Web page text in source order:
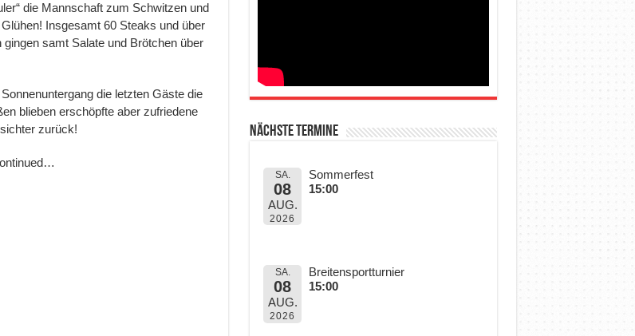
die Mannschaft zum Schwitzen und
Insgesamt 60 Steaks und über
gingen samt Salate und Brötchen über
die letzten Gäste die
blieben erschöpfte aber zufriedene
zurück!
Nächste Termine
SA.
08
AUG.
2026
Sommerfest
15:00
SA.
08
AUG.
2026
Breitensportturnier
15:00